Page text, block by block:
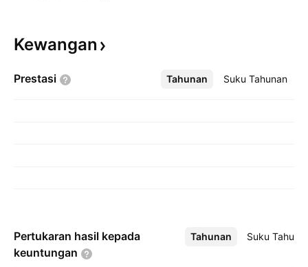
Kewangan
Prestasi Tahunan Suku Tahunan
Lebih
Pertukaran hasil kepada
keuntungan
Tahunan Suku
Lebih